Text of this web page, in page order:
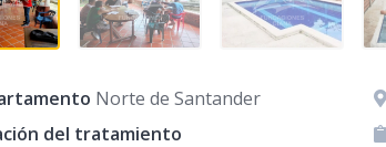
Norte de Santander
del tratamiento